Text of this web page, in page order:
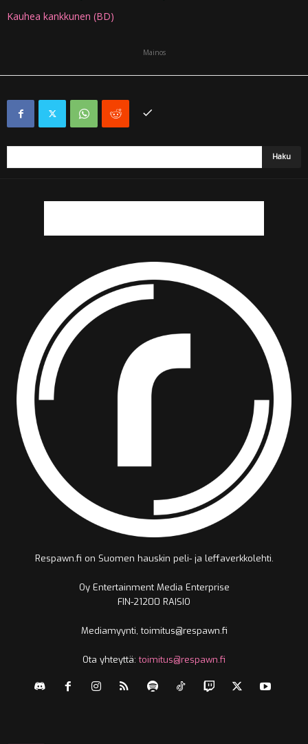
Kauhea kankkunen (BD)
Mainos
Respawn.fi on Suomen hauskin peli- ja leffaverkkolehti.
Oy Entertainment Media Enterprise
FIN-21200 RAISIO
Mediamyynti, toimitus@respawn.fi
Ota yhteyttä:toimitus@respawn.fi